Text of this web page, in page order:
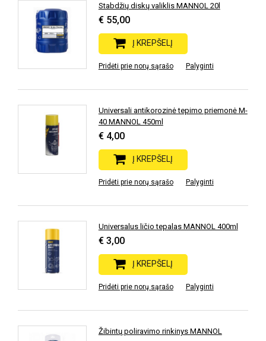
Stabdžių diskų valiklis MANNOL 20l
€ 55,00
Į KREPŠELĮ
Pridėti prie norų sąrašo Palyginti
Universali antikorozinė tepimo priemonė M-
40 MANNOL 450ml
€ 4,00
Į KREPŠELĮ
Pridėti prie norų sąrašo Palyginti
Universalus ličio tepalas MANNOL 400ml
€ 3,00
Į KREPŠELĮ
Pridėti prie norų sąrašo Palyginti
Žibintų poliravimo rinkinys MANNOL